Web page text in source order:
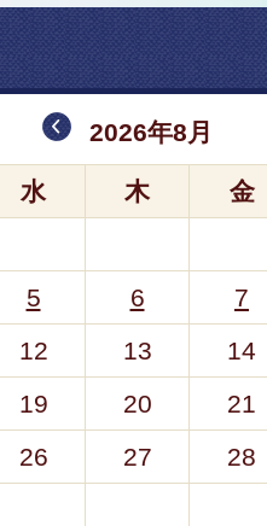
2026年8月
水 木 金
5 6
7
12 13
14
19 20
21
26 27
28